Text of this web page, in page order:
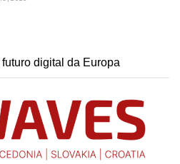
digital da Europa